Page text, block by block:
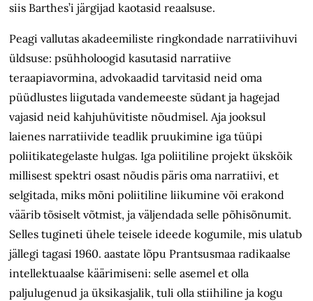
siis Barthes’i järgijad kaotasid reaalsuse.
Peagi vallutas akadeemiliste ringkondade narratiivihuvi
üldsuse: psühholoogid kasutasid narratiive
teraapiavormina, advokaadid tarvitasid neid oma
püüdlustes liigutada vandemeeste südant ja hagejad
vajasid neid kahjuhüvitiste nõudmisel. Aja jooksul
laienes narratiivide teadlik pruukimine iga tüüpi
poliitikategelaste hulgas. Iga poliitiline projekt ükskõik
millisest spektri osast nõudis päris oma narratiivi, et
selgitada, miks mõni poliitiline liikumine või erakond
väärib tõsiselt võtmist, ja väljendada selle põhisõnumit.
Selles tugineti ühele teisele ideede kogumile, mis ulatub
jällegi tagasi 1960. aastate lõpu Prantsusmaa radikaalse
intellektuaalse käärimiseni: selle asemel et olla
paljulugenud ja üksikasjalik, tuli olla stiihiline ja kogu